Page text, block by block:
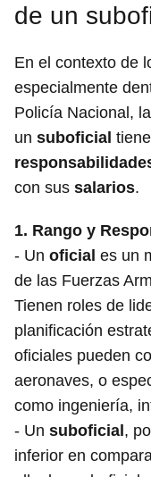
de un
En el contexto de
especialmente
Policía Nacional,
un suboficial
con sus salarios.
1. Rango y
- Un oficial es un
de las Fuerzas
Tienen roles de
planificación
oficiales pueden
aeronaves, o
como ingeniería,
- Un suboficial,
inferior en